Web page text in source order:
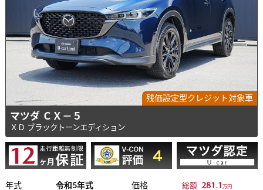
残価設定型クレジット対象車
マツダ ＣＸ－５
ＸＤ ブラックトーンエディション
年式 令和5年式 価格 総額 281.1万円